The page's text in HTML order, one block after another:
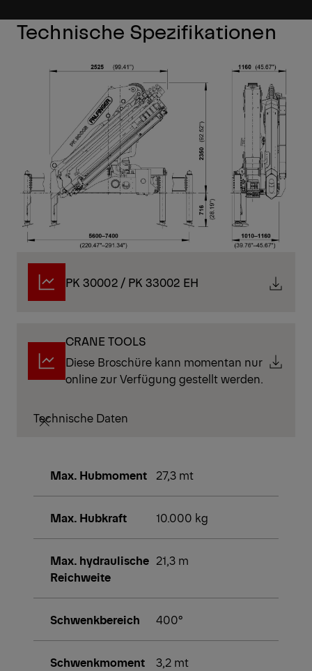
Technische Spezifikationen
PK 30002 / PK 33002 EH
CRANE TOOLS
Diese Broschüre kann momentan nur
online zur Verfügung gestellt werden.
Technische Daten
Max. Hubmoment 27,3 mt
Max. Hubkraft 10.000 kg
Max. hydraulische
Reichweite
21,3 m
Schwenkbereich 400°
Schwenkmoment 3,2 mt